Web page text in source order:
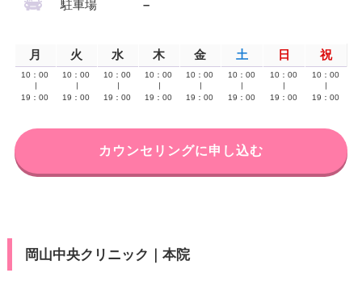
駐車場 –
月 火 水 木 金 土 日 祝
10：00
19：00
10：00
19：00
10：00
19：00
10：00
19：00
10：00
19：00
10：00
19：00
10：00
19：00
10：00
19：00
カウンセリングに申し込む
岡山中央クリニック｜本院